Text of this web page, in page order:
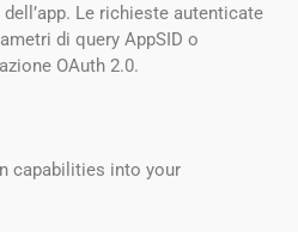
Le richieste autenticate
di query AppSID o
OAuth 2.0.
capabilities into your